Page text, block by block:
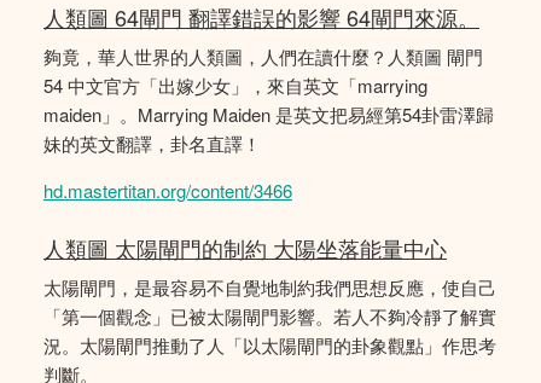
人類圖 64閘門 翻譯錯誤的影響 64閘門來源。
夠竟，華人世界的人類圖，人們在讀什麼？人類圖 閘門
54 中文官方「出嫁少女」，來自英文「marrying
maiden」。Marrying Maiden 是英文把易經第54卦雷澤歸
妹的英文翻譯，卦名直譯！
hd.mastertitan.org/content/3466
人類圖 太陽閘門的制約 大陽坐落能量中心
太陽閘門，是最容易不自覺地制約我們思想反應，使自己
「第一個觀念」已被太陽閘門影響。若人不夠冷靜了解實
況。太陽閘門推動了人「以太陽閘門的卦象觀點」作思考
判斷。